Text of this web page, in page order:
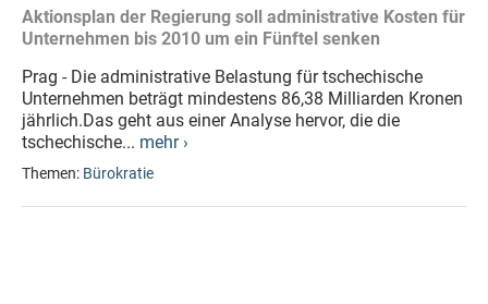
Aktionsplan der Regierung soll administrative Kosten für
Unternehmen bis 2010 um ein Fünftel senken
Prag - Die administrative Belastung für tschechische
Unternehmen beträgt mindestens 86,38 Milliarden Kronen
jährlich.Das geht aus einer Analyse hervor, die die
tschechische... mehr ›
Themen: Bürokratie